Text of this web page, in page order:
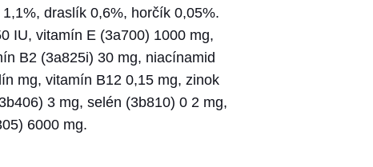
draslík 0,6%, horčík 0,05%.
IU, vitamín E (3a700) 1000 mg,
B2 (3a825i) 30 mg, niacínamid
mg, vitamín B12 0,15 mg, zinok
3 mg, selén (3b810) 0 2 mg,
6000 mg.